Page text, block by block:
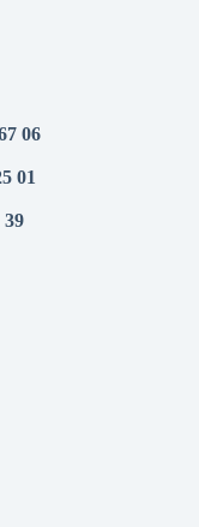
06
01
39